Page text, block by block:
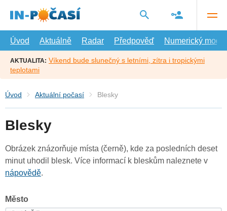
hlavní
Úvod
Aktuálně Radar Předpověď Numerický model
AKTUALITA: Víkend bude slunečný s letními, zítra i tropickými
teplotami
Úvod Aktuální počasí Blesky
Blesky
Obrázek znázorňuje místa (černě), kde za posledních deset
minut uhodil blesk. Více informací k bleskům naleznete v
nápovědě.
Město